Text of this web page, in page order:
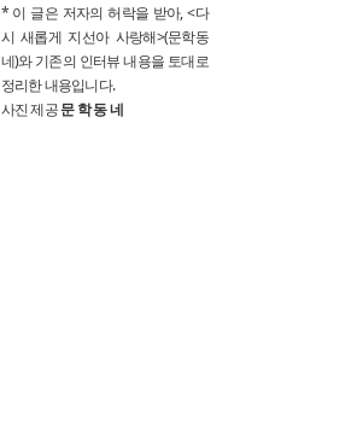
* 이 글은 저자의 허락을 받아, <다
시 새롭게 지선아 사랑해>(문학동
네)와 기존의 인터뷰 내용을 토대로
정리한 내용입니다.
사진 제공문 학 동 네